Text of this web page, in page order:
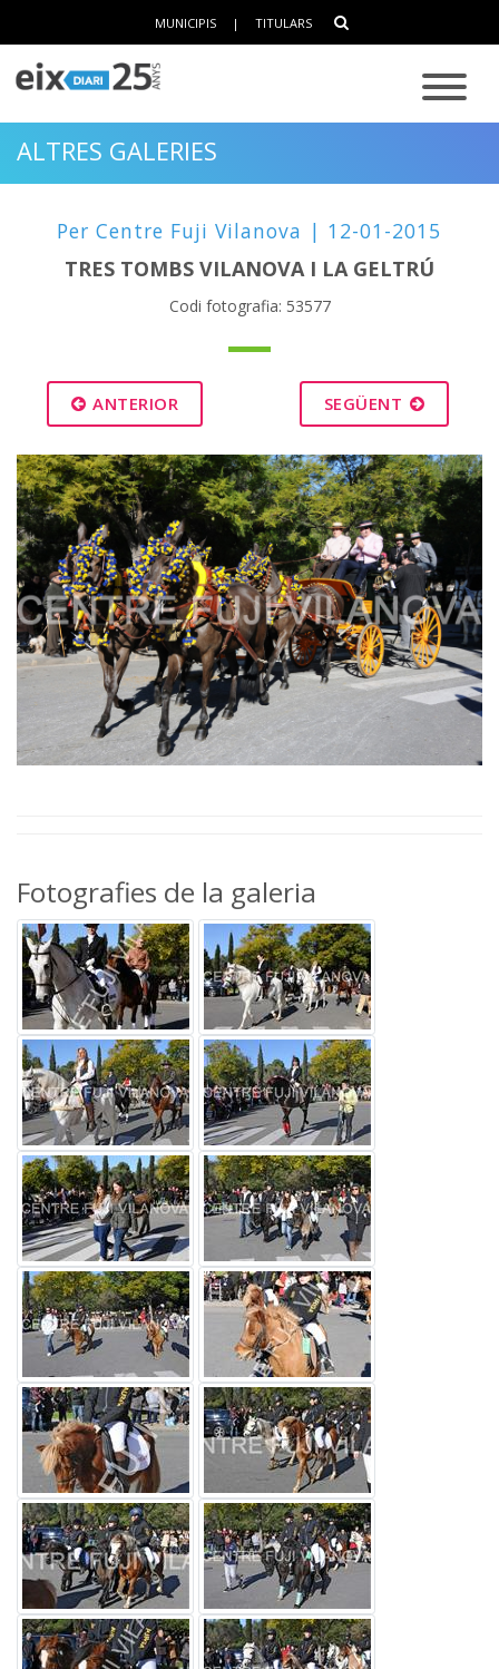
MUNICIPIS | TITULARS
ALTRES GALERIES
Per Centre Fuji Vilanova | 12-01-2015
TRES TOMBS VILANOVA I LA GELTRÚ
Codi fotografia: 53577
ANTERIOR SEGÜENT
Fotografies de la galeria